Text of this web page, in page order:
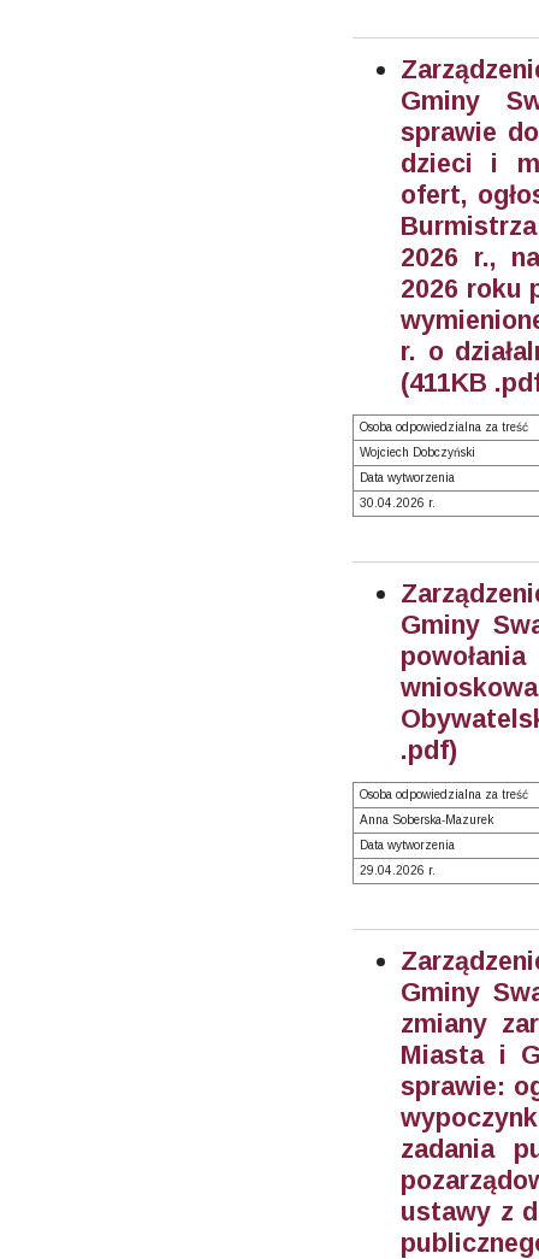
Gminy
sprawie
dzieci i
ofert,
2026 r.,
2026 roku
r. o
(411KB
Osoba odpowiedzialna za treść
Wojciech Dobczyński
Data wytworzenia
30.04.2026 r.
Gminy
.pdf)
Osoba odpowiedzialna za treść
Anna Soberska-Mazurek
Data wytworzenia
29.04.2026 r.
Gminy
zmiany
Miasta i
sprawie:
zadania
ustawy z